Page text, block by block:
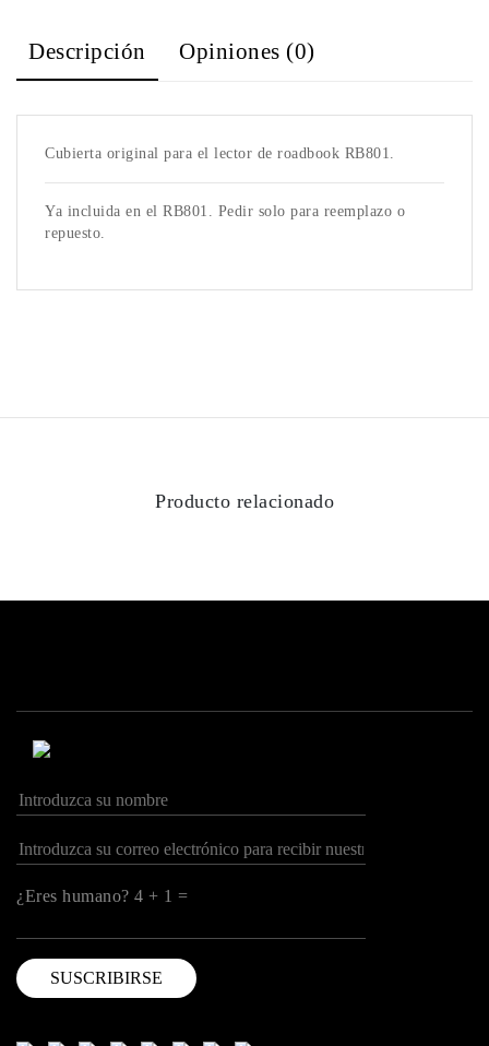
Descripción Opiniones (0)
Cubierta original para el lector de roadbook RB801.
Ya incluida en el RB801. Pedir solo para reemplazo o
repuesto.
Producto relacionado
¿Eres humano? 4 + 1 =